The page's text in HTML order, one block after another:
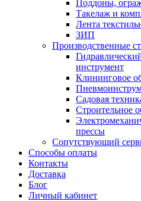
Поддоны,
Такелаж и
Лента
ЗИП
Производственные
инструмент
Клининговое
Садовая
Строительное
прессы
Сопутствующий
Способы оплаты
Контакты
Доставка
Блог
Личный кабинет